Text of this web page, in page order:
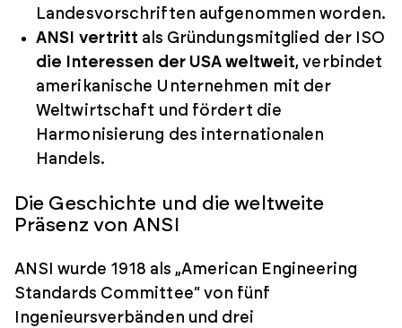
Landesvorschriften aufgenommen worden.
ANSI vertritt als Gründungsmitglied der ISO
die Interessen der USA weltweit, verbindet
amerikanische Unternehmen mit der
Weltwirtschaft und fördert die
Harmonisierung des internationalen
Handels.
Die Geschichte und die weltweite
Präsenz von ANSI
ANSI wurde 1918 als „American Engineering
Standards Committee“ von fünf
Ingenieursverbänden und drei